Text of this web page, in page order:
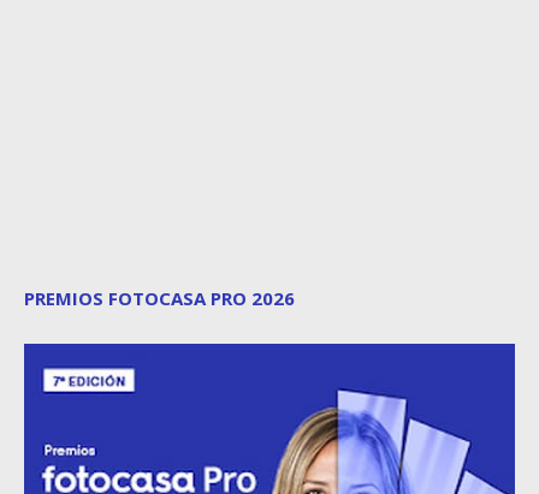
PREMIOS FOTOCASA PRO 2026